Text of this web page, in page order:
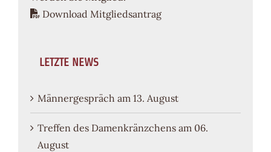
Download Mitgliedsantrag
LETZTE NEWS
Männergespräch am 13. August
Treffen des Damenkränzchens am 06.
August